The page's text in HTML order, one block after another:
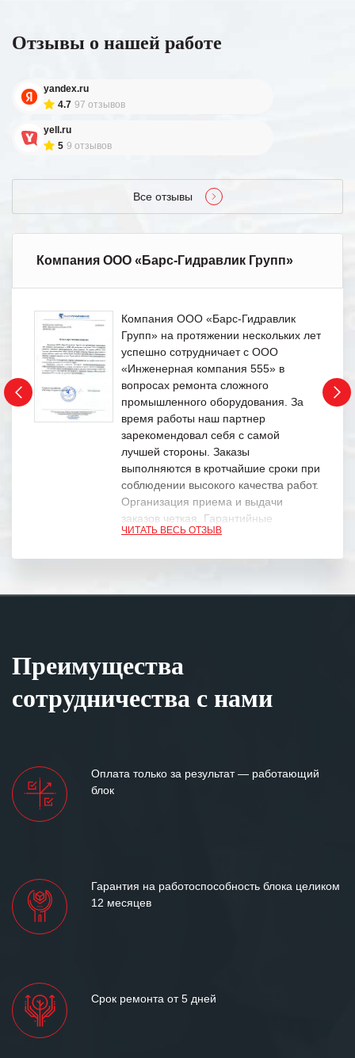
Отзывы о нашей работе
yandex.ru
4.7 97 отзывов
yell.ru
5 9 отзывов
Все отзывы
Компания ООО «Барс-Гидравлик Групп»
Компания ООО «Барс-Гидравлик
Групп» на протяжении нескольких лет
успешно сотрудничает с ООО
«Инженерная компания 555» в
вопросах ремонта сложного
промышленного оборудования. За
время работы наш партнер
зарекомендовал себя с самой
лучшей стороны. Заказы
выполняются в кротчайшие сроки при
соблюдении высокого качества работ.
Организация приема и выдачи
заказов четкая. Гарантийные
обязательства выполняются в
Особенно хочется отметить высокую
клиентоориентированность
персонала Вашей компании,
между нашими компаниями открытые
ЧИТАТЬ ВЕСЬ ОТЗЫВ
Преимущества
сотрудничества с нами
Оплата только за результат — работающий
блок
Гарантия на работоспособность блока целиком
12 месяцев
Срок ремонта от 5 дней